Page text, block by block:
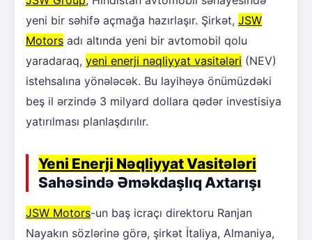
yeni bir səhifə açmağa hazırlaşır. Şirkət, JSW
Motors adı altında yeni bir avtomobil qolu
yaradaraq, yeni enerji nəqliyyat vasitələri (NEV)
istehsalına yönələcək. Bu layihəyə önümüzdəki
beş il ərzində 3 milyard dollara qədər investisiya
yatırılması planlaşdırılır.
Yeni Enerji Nəqliyyat Vasitələri
Sahəsində Əməkdaşlıq Axtarışı
JSW Motors-un baş icraçı direktoru Ranjan
Nayakın sözlərinə görə, şirkət İtaliya, Almaniya,